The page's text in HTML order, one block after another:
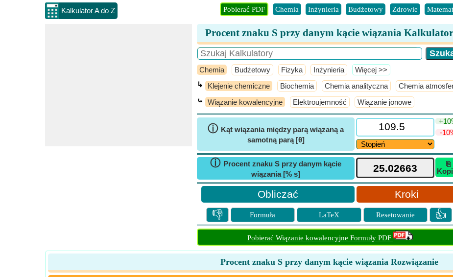
Kalkulator A do Z Pobierać PDF Chemia Inżynieria Budżetowy Zdrowie
Procent znaku S przy danym kącie wiązania Kalkulator
Chemia Budżetowy Fizyka Inżynieria ​Więcej >>
↳ Klejenie chemiczne Biochemia Chemia analityczna Chemia
⤿ Wiązanie kowalencyjne Elektroujemność Wiązanie jonowe
ⓘ Kąt wiązania między parą wiązaną a
samotną parą [θ]
-
ⓘ Procent znaku S przy danym kącie
wiązania [% s]
⎘
Kroki
👎 Formuła LaTeX Resetowanie 👍
Pobierać Wiązanie kowalencyjne Formuły PDF
Procent znaku S przy danym kącie wiązania Rozwiązanie